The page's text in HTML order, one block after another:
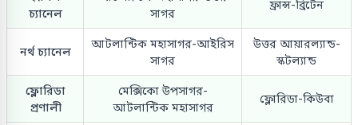
চ্যানেল
সাগর
ফ্রান্স-ব্রিটেন
নর্থ চ্যানেল
আটলান্টিক মহাসাগর-আইরিস
সাগর
উত্তর আয়ারল্যান্ড-
স্কটল্যান্ড
ফ্লোরিডা
প্রণালী
মেক্সিকো উপসাগর-
আটলান্টিক মহাসাগর
ফ্লোরিডা-কিউবা